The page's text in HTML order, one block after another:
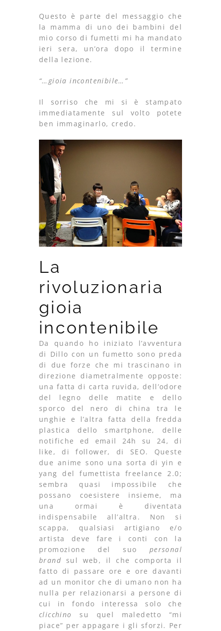
Questo è parte del messaggio che
la mamma di uno dei bambini del
mio corso di fumetti mi ha mandato
ieri sera, un’ora dopo il termine
della lezione.
“…gioia incontenibile…”
Il sorriso che mi si è stampato
immediatamente sul volto potete
ben immaginarlo, credo.
La
rivoluzionaria
gioia
incontenibile
Da quando ho iniziato l’avventura
di Dillo con un fumetto sono preda
di due forze che mi trascinano in
direzione diametralmente opposte:
una fatta di carta ruvida, dell’odore
del legno delle matite e dello
sporco del nero di china tra le
unghie e l’altra fatta della fredda
plastica dello smartphone, delle
notifiche ed email 24h su 24, di
like, di follower, di SEO. Queste
due anime sono una sorta di yin e
yang del fumettista freelance 2.0;
sembra quasi impossibile che
possano coesistere insieme, ma
una ormai è diventata
indispensabile all’altra. Non si
scappa, qualsiasi artigiano e/o
artista deve fare i conti con la
promozione del suo personal
brand sul web, il che comporta il
fatto di passare ore e ore davanti
ad un monitor che di umano non ha
nulla per relazionarsi a persone di
cui in fondo interessa solo che
clicchinosu quel maledetto “mi
piace” per appagare i gli sforzi. Per